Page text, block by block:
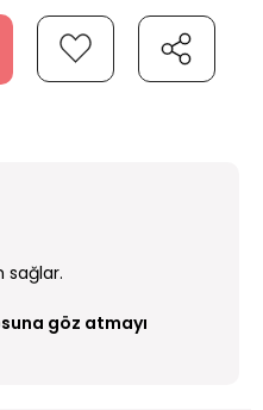
sağlar.
göz atmayı